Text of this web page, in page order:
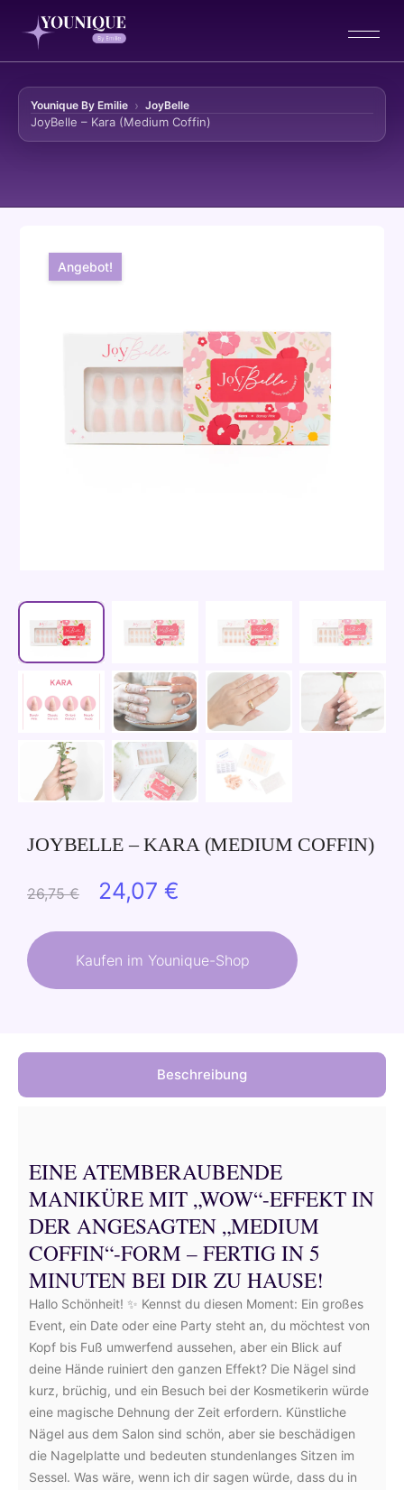
Younique By Emilie JoyBelle
JoyBelle – Kara (Medium Coffin)
Zum Inhalt springen
Angebot!
JOYBELLE – KARA (MEDIUM COFFIN)
26,75€
Ursprünglicher
war:
24,07 €
ist:
Kaufen im Younique-Shop
Beschreibung
EINE ATEMBERAUBENDE
MANIKÜRE MIT „WOW“-EFFEKT IN
DER ANGESAGTEN „MEDIUM
COFFIN“-FORM – FERTIG IN 5
MINUTEN BEI DIR ZU HAUSE!
Hallo Schönheit! ✨ Kennst du diesen Moment: Ein großes
Event, ein Date oder eine Party steht an, du möchtest von
Kopf bis Fuß umwerfend aussehen, aber ein Blick auf
deine Hände ruiniert den ganzen Effekt? Die Nägel sind
kurz, brüchig, und ein Besuch bei der Kosmetikerin würde
eine magische Dehnung der Zeit erfordern. Künstliche
Nägel aus dem Salon sind schön, aber sie beschädigen
die Nagelplatte und bedeuten stundenlanges Sitzen im
Sessel. Was wäre, wenn ich dir sagen würde, dass du in